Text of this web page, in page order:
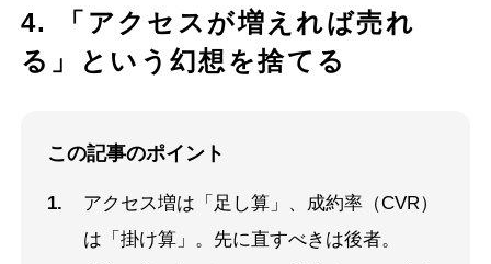
シンギについて
プライバシーポリシー
4. 「アクセスが増えれば売れ
る」という幻想を捨てる
この記事のポイント
アクセス増は「足し算」、成約率（CVR）
は「掛け算」。先に直すべきは後者。